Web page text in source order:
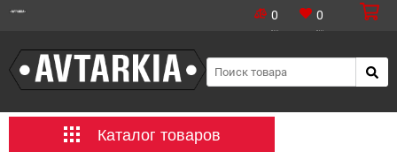
0 0
Каталог товаров